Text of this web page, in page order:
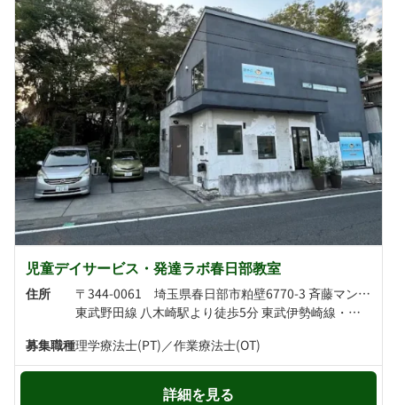
児童デイサービス・発達ラボ春日部教室
住所
〒344-0061 埼玉県春日部市粕壁6770-3 斉藤マンション101号
東武野田線 八木崎駅より徒歩5分 東武伊勢崎線・東武野田線 春日部駅より徒歩7分
募集職種理学療法士(PT)／作業療法士(OT)
詳細を見る